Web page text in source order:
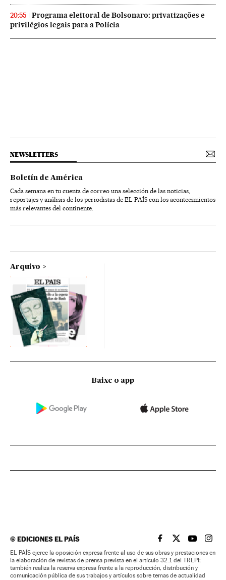
20:55
Programa eleitoral de Bolsonaro: privatizações e
privilégios legais para a Polícia
NEWSLETTERS
Boletín de América
Cada semana en tu cuenta de correo una selección de las noticias,
reportajes y análisis de los periodistas de EL PAÍS con los acontecimientos
más relevantes del continente.
Arquivo
Baixe o app
©EDICIONES EL PAÍS EL PAÍS BRASIL EN
EL PAÍSEL PAÍS
EL
EL PAÍS ejerce la oposición expresa frente al uso de sus obras y prestaciones en
la elaboración de revistas de prensa prevista en el artículo 32.1 del TRLPI;
también realiza la reserva expresa frente a la reproducción, distribución y
comunicación pública de sus trabajos y artículos sobre temas de actualidad